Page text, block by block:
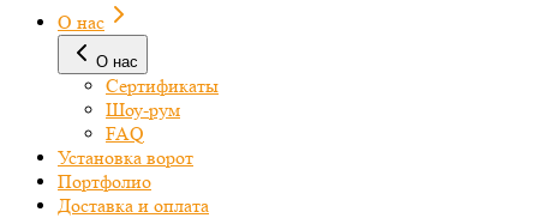
О нас
О нас
Сертификаты
Шоу-рум
FAQ
Установка ворот
Портфолио
Доставка и оплата